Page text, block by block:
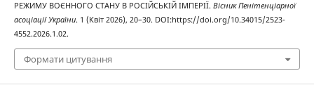
РЕЖИМУ ВОЄННОГО СТАНУ В РОСІЙСЬКІЙ ІМПЕРІЇ. Вісник Пенітенціарної
асоціації України. 1 (Квіт 2026), 20–30. DOI:https://doi.org/10.34015/2523-
4552.2026.1.02.
Формати цитування